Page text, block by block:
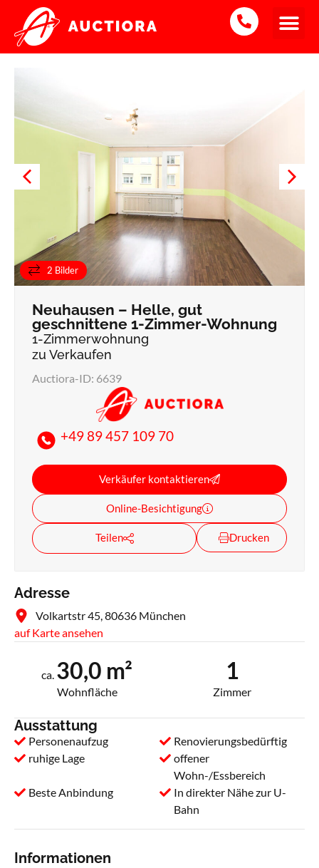
2 Bilder
Neuhausen – Helle, gut
geschnittene 1-Zimmer-Wohnung
1-Zimmerwohnung
zu Verkaufen
Auctiora-ID: 6639
+49 89 457 109 70
Verkäufer kontaktieren
Online-Besichtigung
Teilen Drucken
Adresse
Volkartstr 45, 80636 München
auf Karte ansehen
ca. 30,0 m²
Wohnfläche
1
Zimmer
Ausstattung
Personenaufzug
Renovierungsbedürftig
ruhige Lage
offener
Wohn-/Essbereich
Beste Anbindung
In direkter Nähe zur U-
Bahn
Informationen